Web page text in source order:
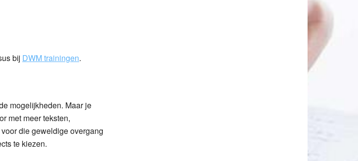
bij DWM trainingen.
mogelijkheden. Maar je
met meer teksten,
die geweldige overgang
te kiezen.